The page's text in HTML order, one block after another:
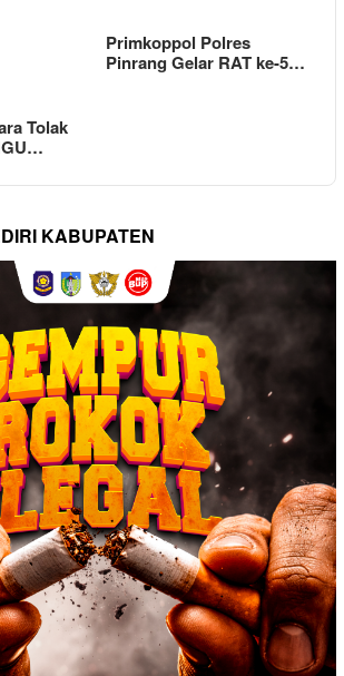
Tolak
Primkoppol Polres
Pinrang Gelar RAT ke-5…
KABUPATEN